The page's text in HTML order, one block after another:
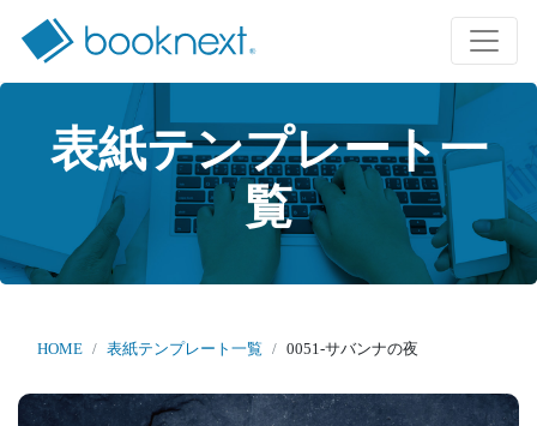
表紙テンプレート一
覧
HOME 表紙テンプレート一覧 0051-サバンナの夜